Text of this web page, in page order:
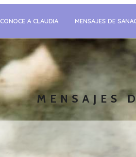
CONOCE A CLAUDIA MENSAJES DE
MENSAJES